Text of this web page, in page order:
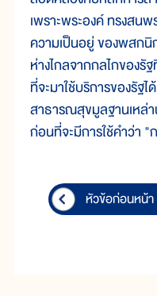
เพราะพระองค์ ทรงสน
ความเป็นอยู่ ของพสกนิ
ห่างไกลจากกลไกของรั
ที่จะมาใช้บริการของรัฐ
สาธารณสุขมูลฐานเหล่
ก่อนที่จะมีการใช้คำว่า
หัวข้อก่อนหน้า